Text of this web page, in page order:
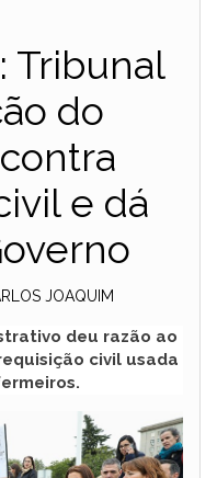
Tribunal
do
e dá
JOAQUIM
deu razão ao
civil usada